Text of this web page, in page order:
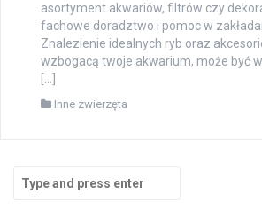
asortyment akwariów, filtrów czy
fachowe doradztwo i pomoc w
Znalezienie idealnych ryb oraz
wzbogacą twoje akwarium, może być
[…]
Inne zwierzęta
Search
for: